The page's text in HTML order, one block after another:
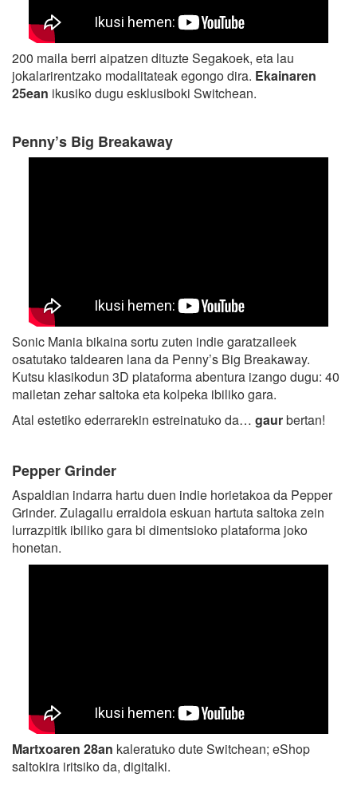
200 maila berri aipatzen dituzte Segakoek, eta lau
jokalarirentzako modalitateak egongo dira. Ekainaren
25ean ikusiko dugu esklusiboki Switchean.
Penny’s Big Breakaway
Sonic Mania bikaina sortu zuten indie garatzaileek
osatutako taldearen lana da Penny’s Big Breakaway.
Kutsu klasikodun 3D plataforma abentura izango dugu: 40
mailetan zehar saltoka eta kolpeka ibiliko gara.
Atal estetiko ederrarekin estreinatuko da… gaurbertan!
Pepper Grinder
Aspaldian indarra hartu duen indie horietakoa da Pepper
Grinder. Zulagailu erraldoia eskuan hartuta saltoka zein
lurrazpitik ibiliko gara bi dimentsioko plataforma joko
honetan.
Martxoaren 28an kaleratuko dute Switchean; eShop
saltokira iritsiko da, digitalki.